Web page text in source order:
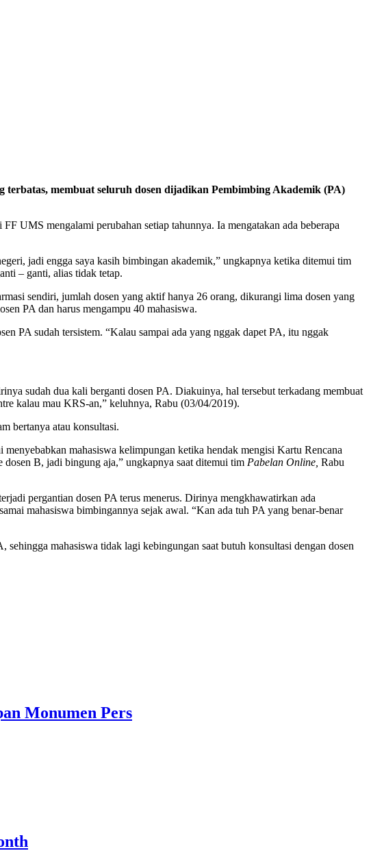
terbatas, membuat seluruh dosen dijadikan Pembimbing Akademik (PA)
UMS mengalami perubahan setiap tahunnya. Ia mengatakan ada beberapa
jadi engga saya kasih bimbingan akademik,” ungkapnya ketika ditemui tim
– ganti, alias tidak tetap.
sendiri, jumlah dosen yang aktif hanya 26 orang, dikurangi lima dosen yang
PA dan harus mengampu 40 mahasiswa.
PA sudah tersistem. “Kalau sampai ada yang nggak dapet PA, itu nggak
sudah dua kali berganti dosen PA. Diakuinya, hal tersebut terkadang membuat
kalau mau KRS-an,” keluhnya, Rabu (03/04/2019).
bertanya atau konsultasi.
mahasiswa kelimpungan ketika hendak mengisi Kartu Rencana
B, jadi bingung aja,” ungkapnya saat ditemui tim Pabelan Online, Rabu
pergantian dosen PA terus menerus. Dirinya mengkhawatirkan ada
mahasiswa bimbingannya sejak awal. “Kan ada tuh PA yang benar-benar
mahasiswa tidak lagi kebingungan saat butuh konsultasi dengan dosen
Monumen Pers